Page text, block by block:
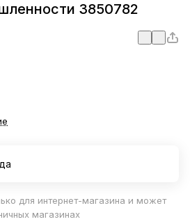
3850782
для интернет-магазина и может
магазинах